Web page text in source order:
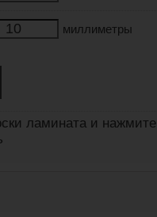
миллиметры
ламината и нажмите